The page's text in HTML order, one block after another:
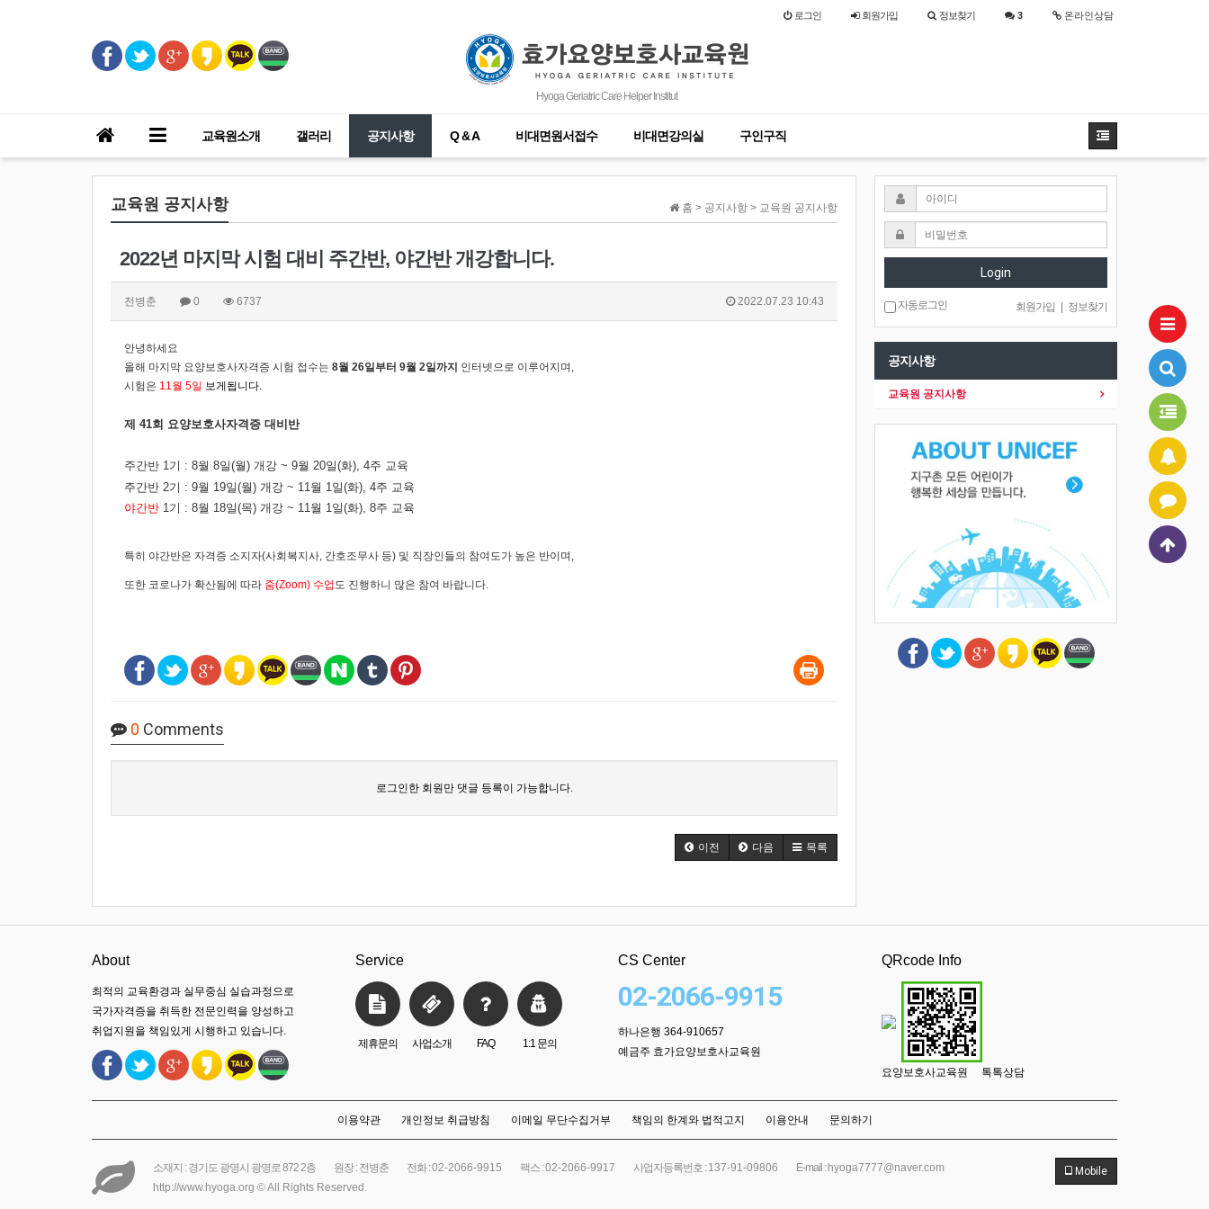
로그인 회원가입 정보찾기 3 온라인상담
Hyoga Geriatric Care Helper Institut
교육원소개 갤러리 공지사항 Q & A 비대면원서접수 비대면강의실 구인구직
홈 > 공지사항 > 교육원 공지사항
교육원 공지사항
2022년 마지막 시험 대비 주간반, 야간반 개강합니다.
전병춘 0 6737 2022.07.23 10:43
안녕하세요
올해 마지막 요양보호사자격증 시험 접수는 8월 26일부터 9월 2일까지 인터넷으로 이루어지며,
시험은 11월 5일 보게됩니다.
제 41회 요양보호사자격증 대비반
주간반 1기 : 8월 8일(월) 개강 ~ 9월 20일(화), 4주 교육
주간반 2기 : 9월 19일(월) 개강 ~ 11월 1일(화), 4주 교육
야간반 1기 : 8월 18일(목) 개강 ~ 11월 1일(화), 8주 교육
특히 야간반은 자격증 소지자(사회복지사, 간호조무사 등) 및 직장인들의 참여도가 높은 반이며,
또한 코로나가 확산됨에 따라 줌(Zoom) 수업 도 진행하니 많은 참여 바랍니다.
0 Comments
로그인한 회원만 댓글 등록이 가능합니다.
이전 다음 목록
Login
자동로그인 회원가입 정보찾기
공지사항
교육원 공지사항
About
최적의 교육환경과 실무중심 실습과정으로
국가자격증을 취득한 전문인력을 양성하고
취업지원을 책임있게 시행하고 있습니다.
Service
제휴문의 사업소개 FAQ 1:1 문의
CS Center
02-2066-9915
하나은행 364-910657
예금주 효가요양보호사교육원
QRcode Info
요양보호사교육원 톡톡상담
이용약관 개인정보 취급방침 이메일 무단수집거부 책임의 한계와 법적고지 이용안내 문의하기
소재지 : 경기도 광명시 광명로 872 2층 원장 : 전병춘 전화 :02-2066-9915 팩스 :02-2066-9917 사업자등록번호 :137-91-09806 E-mail : hyoga7777@naver.com
http://www.hyoga.org © All Rights Reserved.
Mobile